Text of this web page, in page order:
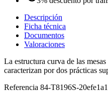
Descripción
Ficha técnica
Documentos
Valoraciones
La estructura curva de las
caracterizan por dos prácticas
Referencia 84-T8196S-